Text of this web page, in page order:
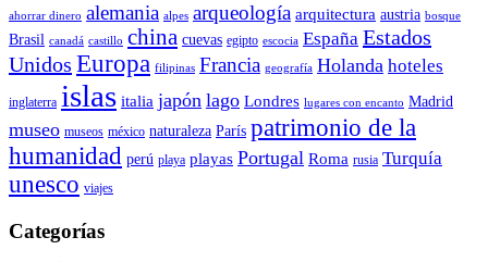
ahorrar dinero alemania alpes arqueología arquitectura austria bosque
Brasil canadá castillo china cuevas egipto escocia España Estados
Unidos Europa filipinas Francia geografía Holanda hoteles
inglaterra islas italia japón lago Londres lugares con encanto Madrid
museo museos méxico naturaleza París patrimonio de la
humanidad perú playa playas Portugal Roma rusia Turquía
unesco viajes
Categorías